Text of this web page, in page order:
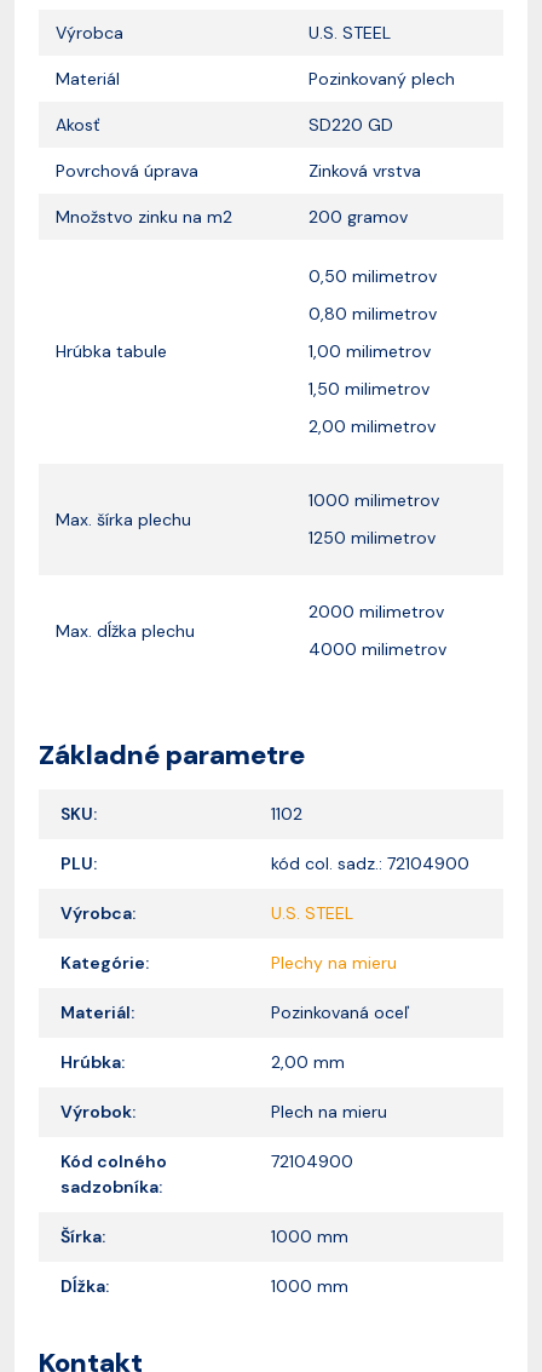
Výrobca U.S. STEEL
Materiál Pozinkovaný plech
Akosť SD220 GD
Povrchová úprava Zinková vrstva
Množstvo zinku na m2 200 gramov
Hrúbka tabule
0,50 milimetrov
0,80 milimetrov
1,00 milimetrov
1,50 milimetrov
2,00 milimetrov
Max. šírka plechu
1000 milimetrov
1250 milimetrov
Max. dĺžka plechu
2000 milimetrov
4000 milimetrov
Základné parametre
SKU: 1102
PLU: kód col. sadz.: 72104900
Výrobca: U.S. STEEL
Kategórie: Plechy na mieru
Materiál: Pozinkovaná oceľ
Hrúbka: 2,00 mm
Výrobok: Plech na mieru
Kód colného
sadzobníka:
72104900
Šírka: 1000 mm
Dĺžka: 1000 mm
Kontakt